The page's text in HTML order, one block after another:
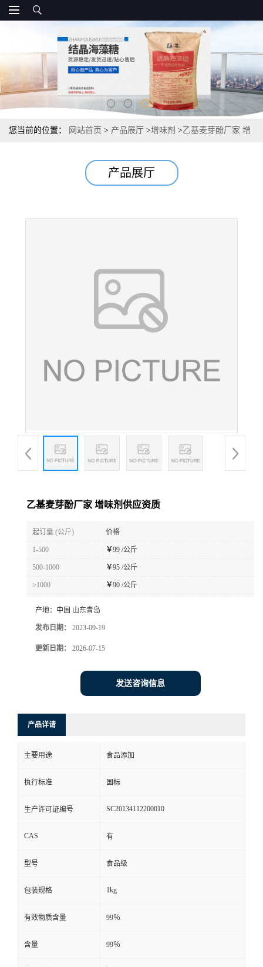
您当前的位置： 网站首页 > 产品展厅 >增味剂 >乙基麦芽酚厂家 增
产品展厅
乙基麦芽酚厂家 增味剂供应资质
起订量 (公斤) 价格
1-500 ￥99 /公斤
500-1000 ￥95 /公斤
≥1000 ￥90 /公斤
产地： 中国 山东青岛
发布日期： 2023-09-19
更新日期： 2026-07-15
发送咨询信息
产品详请
主要用途 食品添加
执行标准 国标
生产许可证编号 SC20134112200010
CAS 有
型号 食品级
包装规格 1kg
有效物质含量 99％
含量 99％